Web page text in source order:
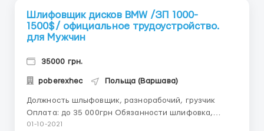
Шлифовщик дисков BMW /ЗП 1000-
1500$/ официальное трудоустройство.
для Мужчин
35000 грн.
poberexhec Польща (Варшава)
Должность шлыфовщик, разнорабочий, грузчик
Оплата: до 35 000грн Обязанности шлифовка,
сортировка дисков, погрузка Требования мужчины
01-10-2021